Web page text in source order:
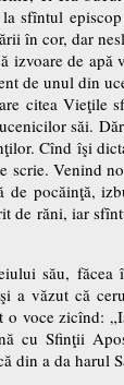
sfîntul
în cor, dar
izvoare de
de unul din
citea Vieţile
săi.
Cînd îşi
scrie. Venind
pocăinţă,
de răni, iar
său,
a văzut că
voce zicînd:
cu Sfinţii
din a da harul